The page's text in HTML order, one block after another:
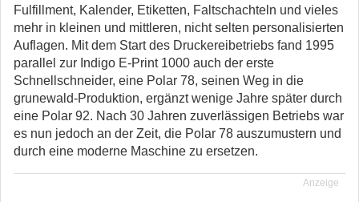
Fulfillment, Kalender, Etiketten, Faltschachteln und vieles
mehr in kleinen und mittleren, nicht selten personalisierten
Auflagen. Mit dem Start des Druckereibetriebs fand 1995
parallel zur Indigo E-Print 1000 auch der erste
Schnellschneider, eine Polar 78, seinen Weg in die
grunewald-Produktion, ergänzt wenige Jahre später durch
eine Polar 92. Nach 30 Jahren zuverlässigen Betriebs war
es nun jedoch an der Zeit, die Polar 78 auszumustern und
durch eine moderne Maschine zu ersetzen.
Anzeige